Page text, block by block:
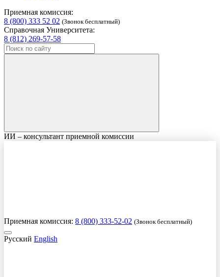
Приемная комиссия:
8 (800) 333 52 02 (Звонок бесплатный)
Справочная Университета:
8 (812) 269-57-58
ИИ – консультант приемной комиссии
Приемная комиссия: 8 (800) 333-52-02 (Звонок бесплатный)
Русский English